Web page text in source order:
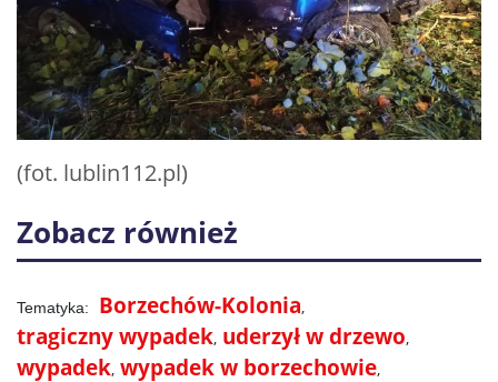
(fot. lublin112.pl)
Zobacz również
Borzechów-Kolonia
tragiczny wypadek uderzył w drzewo
wypadek wypadek w borzechowie